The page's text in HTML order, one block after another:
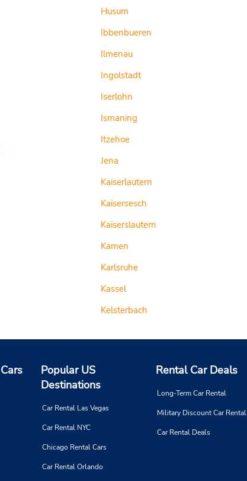
Husum
Ibbenbueren
Ilmenau
Ingolstadt
Iserlohn
Ismaning
Itzehoe
Jena
Kaiserlautern
Kaisersesch
Kaiserslautern
Kamen
Karlsruhe
Kassel
Kelsterbach
Popular US
Destinations
Car Rental Las Vegas
Car Rental NYC
Chicago Rental Cars
Car Rental Orlando
Rental Car Deals
Long-Term Car Rental
Military Discount Car Rental
Car Rental Deals